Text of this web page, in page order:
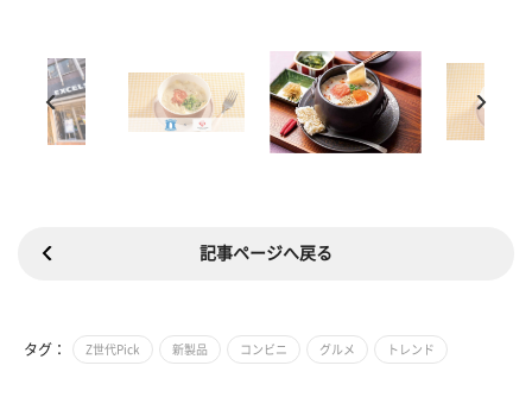
記事ページへ戻る
タグ： Z世代Pick 新製品 コンビニ グルメ トレンド